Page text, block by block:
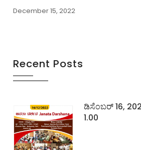
December 15, 2022
Recent Posts
ಡಿಸೆಂಬರ್ 16,
1.00